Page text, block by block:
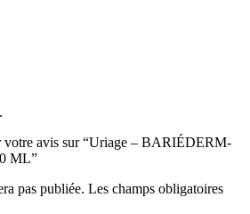
votre avis sur “Uriage – BARIÉDERM-
ML”
pas publiée. Les champs obligatoires